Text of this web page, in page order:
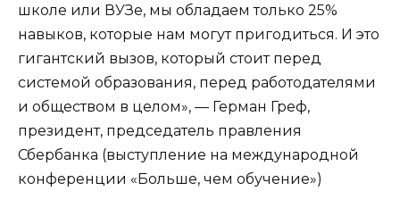
школе или ВУЗе, мы обладаем только 25%
навыков, которые нам могут пригодиться. И это
гигантский вызов, который стоит перед
системой образования, перед работодателями
и обществом в целом», — Герман Греф,
президент, председатель правления
Сбербанка (выступление на международной
конференции «Больше, чем обучение»)